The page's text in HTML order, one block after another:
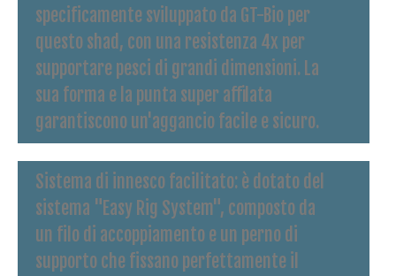
specificamente sviluppato da GT-Bio per
questo shad, con una resistenza 4x per
supportare pesci di grandi dimensioni. La
sua forma e la punta super affilata
garantiscono un'aggancio facile e sicuro.
Sistema di innesco facilitato: è dotato del
sistema "Easy Rig System", composto da
un filo di accoppiamento e un perno di
supporto che fissano perfettamente il